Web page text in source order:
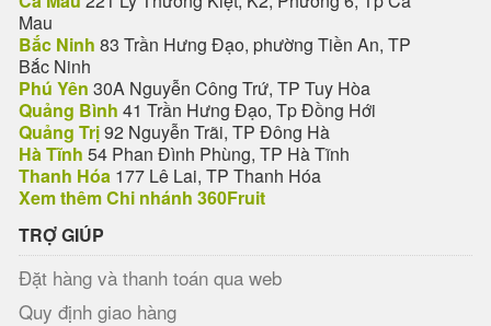
Mau
Bắc Ninh 83 Trần Hưng Đạo, phường Tiền An, TP
Bắc Ninh
Phú Yên 30A Nguyễn Công Trứ, TP Tuy Hòa
Quảng Bình 41 Trần Hưng Đạo, Tp Đồng Hới
Quảng Trị92 Nguyễn Trãi, TP Đông Hà
Hà Tĩnh 54 Phan Đình Phùng, TP Hà Tĩnh
Thanh Hóa 177 Lê Lai, TP Thanh Hóa
Xem thêm Chi nhánh 360Fruit
TRỢ GIÚP
Đặt hàng và thanh toán qua web
Quy định giao hàng